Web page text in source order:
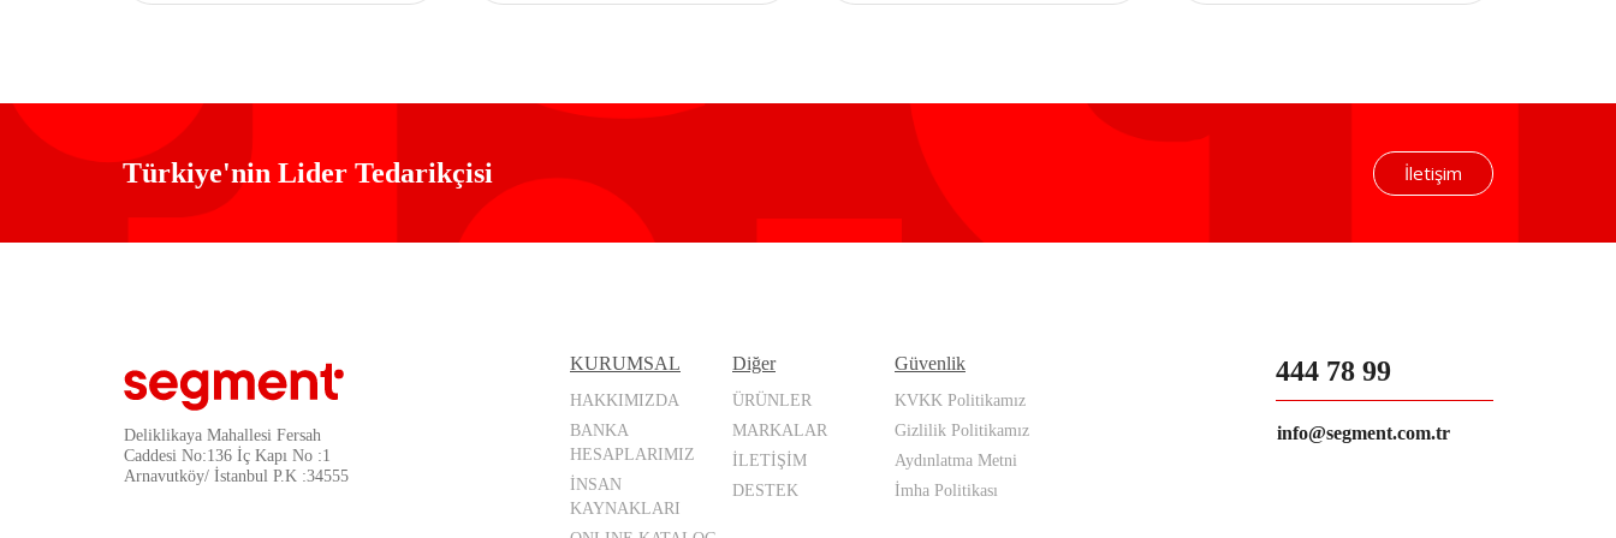
Türkiye'nin Lider Tedarikçisi İletişim
Deliklikaya Mahallesi Fersah
Caddesi No:136 İç Kapı No :1
Arnavutköy/ İstanbul P.K :34555
KURUMSAL
HAKKIMIZDA
BANKA
HESAPLARIMIZ
İNSAN
KAYNAKLARI
Diğer
ÜRÜNLER
MARKALAR
İLETİŞİM
DESTEK
Güvenlik
KVKK Politikamız
Gizlilik Politikamız
Aydınlatma Metni
İmha Politikası
444 78 99
info@segment.com.tr